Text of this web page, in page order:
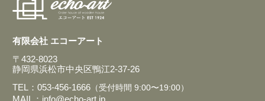
有限会社 エコーアート
〒432-8023
静岡県浜松市中央区鴨江2-37-26
TEL：053-456-1666 （受付時間 9:00〜19:00）